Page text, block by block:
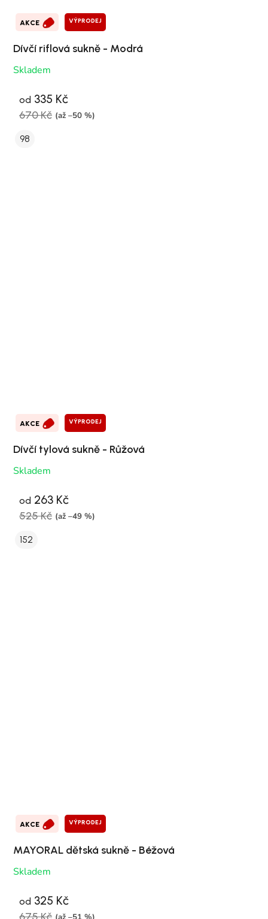
AKCE VÝPRODEJ
Dívčí riflová sukně - Modrá
Skladem
od 335 Kč
670 Kč (až –50 %)
98
AKCE VÝPRODEJ
Dívčí tylová sukně - Růžová
Skladem
od 263 Kč
525 Kč (až –49 %)
152
AKCE VÝPRODEJ
MAYORAL dětská sukně - Béžová
Skladem
od 325 Kč